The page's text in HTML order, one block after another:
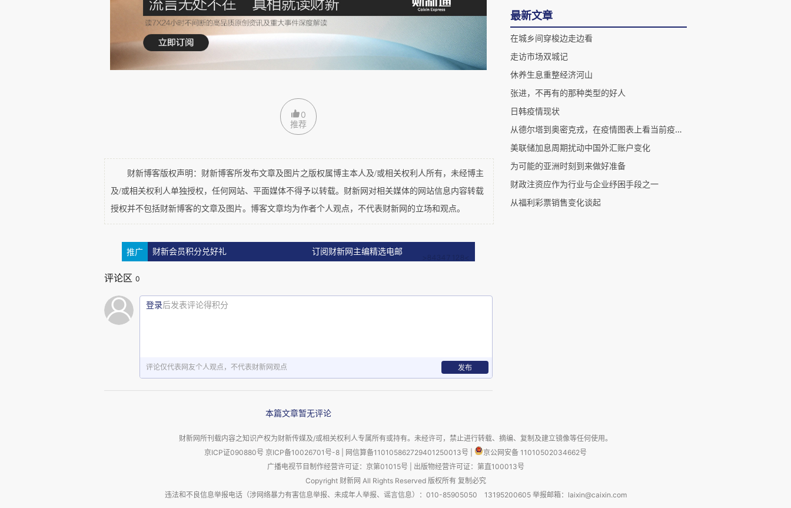
这里指投资方式问题，就是长期以来经济增长方式都是以银行资金为主进入
场短缺时候，加上人口红利，是可以创造经济奇迹的。
但是如果商品市场和人力资源都发生了转变，那么初期还可以依赖所谓技术
进步去解决高杠杆的问题，但是这是不可持续的，因为技术进步如果你是跟随者，
那么市场决定权就不会在你一方（供应链），一旦供应链出现阻断你，那么你之前
投资将流失；如果你是创新一方，那么技术风险（研发），是不可能通过贷款解决
居民部门提供资金循环，那么现在就不存在惜贷问题，资本市场不会培养高杠杆，
而是给予资本金，去发展、去承担风险。
在我们这里一旦决定经济转型是以资本市场为主要资金供给方，当然也一定
要解决银行资金出路的问题，那么就是银行是可以动用资金进入资本市场（包括创
投），这样全社会经济发展就不会采取之前那种，高杠杆率，全贷款发展模式，尤
0
推荐
财新博客版权声明：财新博客所发布文章及图片之版权属博主本人及/或相关权利人所有，未经博主
及/或相关权利人单独授权，任何网站、平面媒体不得予以转载。财新网对相关媒体的网站信息内容转载
授权并不包括财新博客的文章及图片。博客文章均为作者个人观点，不代表财新网的立场和观点。
推广 财新会员积分兑好礼 订阅财新网主编精选电邮
评论区 0
登录后发表评论得积分
评论仅代表网友个人观点，不代表财新网观点 发布
本篇文章暂无评论
最新文章
在城乡间穿梭边走边看
走访市场双城记
休养生息重整经济河山
张进，不再有的那种类型的好人
日韩疫情现状
从德尔塔到奥密克戎，在疫情图表上看当前疫情的特征
美联储加息周期扰动中国外汇账户变化
为可能的亚洲时刻到来做好准备
财政注资应作为行业与企业纾困手段之一
从福利彩票销售变化谈起
财新网所刊载内容之知识产权为财新传媒及/或相关权利人专属所有或持有。未经许可，禁止进行转载、摘编、复制及建立镜像等任何使用。
京ICP证090880号 京ICP备10026701号-8 网信算备110105862729401250013号
京公网安备 11010502034662号
广播电视节目制作经营许可证：京第01015号
出版物经营许可证：第直100013号
Copyright 财新网 All Rights Reserved 版权所有 复制必究
违法和不良信息举报电话（涉网络暴力有害信息举报、未成年人举报、谣言信息）：010-85905050 13195200605 举报邮箱：laixin@caixin.com